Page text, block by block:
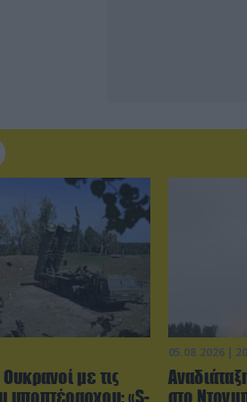
με τις
«S-
05.08.2026 |
στο